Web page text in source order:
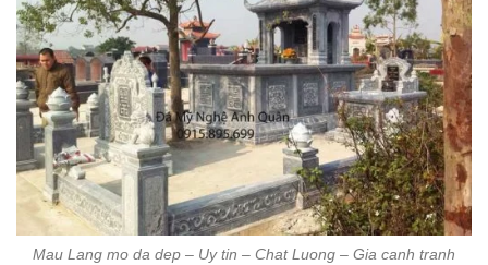
Mau Lang mo da dep – Uy tin – Chat Luong – Gia canh tranh